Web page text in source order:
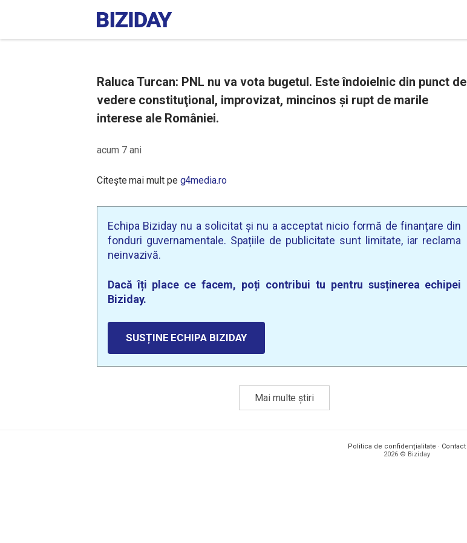
Raluca Turcan: PNL nu va vota bugetul. Este îndoielnic din punct de
vedere constituţional, improvizat, mincinos şi rupt de marile
interese ale României.
acum 7 ani
Citește mai mult pe g4media.ro
Echipa Biziday nu a solicitat și nu a acceptat nicio formă de finanțare din
fonduri guvernamentale. Spațiile de publicitate sunt limitate, iar reclama
neinvazivă.
Dacă îți place ce facem, poți contribui tu pentru susținerea echipei
Biziday.
SUSȚINE ECHIPA BIZIDAY
Mai multe știri
Politica de confidențialitate · Contact
2026 © Biziday